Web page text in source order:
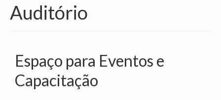
Auditório
Espaço para Eventos e
Capacitação